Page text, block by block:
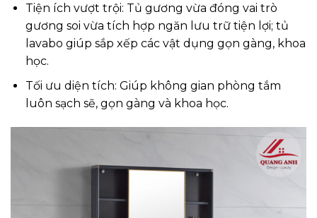
Tiện ích vượt trội: Tủ gương vừa đóng vai trò
gương soi vừa tích hợp ngăn lưu trữ tiện lợi; tủ
lavabo giúp sắp xếp các vật dụng gọn gàng, khoa
học.
Tối ưu diện tích: Giúp không gian phòng tắm
luôn sạch sẽ, gọn gàng và khoa học.